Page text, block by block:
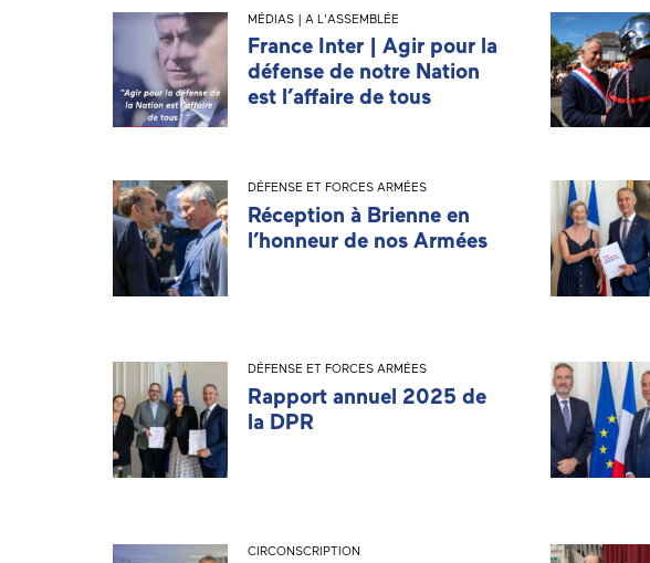
MÉDIAS | A L'ASSEMBLÉE
France Inter | Agir pour la
défense de notre Nation
est l’affaire de tous
DÉFENSE ET FORCES ARMÉES
Réception à Brienne en
l’honneur de nos Armées
DÉFENSE ET FORCES ARMÉES
Rapport annuel 2025 de
la DPR
CIRCONSCRIPTION